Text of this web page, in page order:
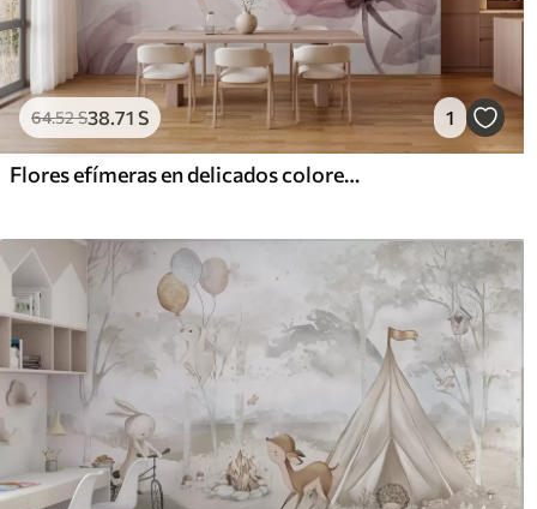
64.52S38.71 S 1
Flores efímeras en delicados colores pastel